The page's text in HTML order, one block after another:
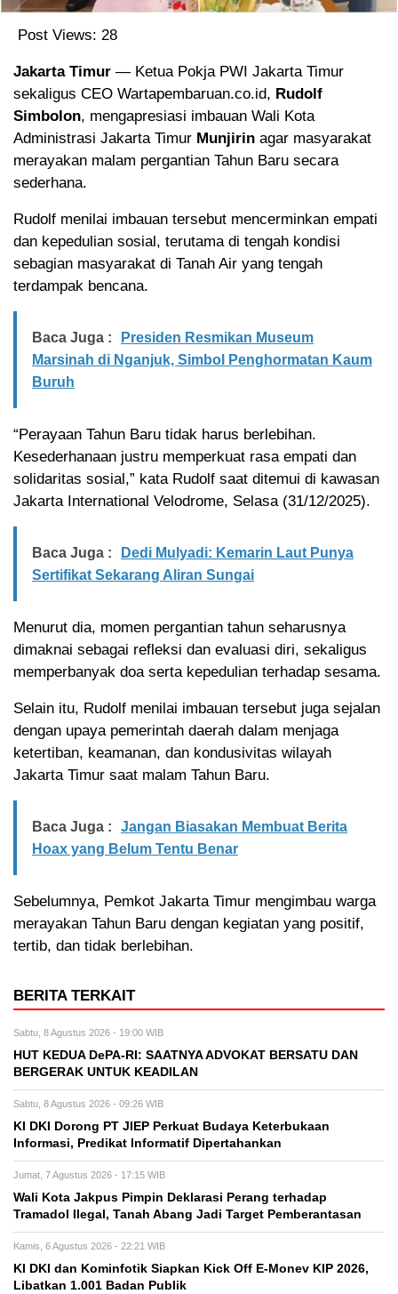
Post Views: 28
Jakarta Timur — Ketua Pokja PWI Jakarta Timur
sekaligus CEO Wartapembaruan.co.id, Rudolf
Simbolon, mengapresiasi imbauan Wali Kota
Administrasi Jakarta Timur Munjirin agar masyarakat
merayakan malam pergantian Tahun Baru secara
sederhana.
Rudolf menilai imbauan tersebut mencerminkan empati
dan kepedulian sosial, terutama di tengah kondisi
sebagian masyarakat di Tanah Air yang tengah
terdampak bencana.
Baca Juga :
Presiden Resmikan Museum
Marsinah di Nganjuk, Simbol Penghormatan Kaum
Buruh
“Perayaan Tahun Baru tidak harus berlebihan.
Kesederhanaan justru memperkuat rasa empati dan
solidaritas sosial,” kata Rudolf saat ditemui di kawasan
Jakarta International Velodrome, Selasa (31/12/2025).
Baca Juga :
Dedi Mulyadi: Kemarin Laut Punya
Sertifikat Sekarang Aliran Sungai
Menurut dia, momen pergantian tahun seharusnya
dimaknai sebagai refleksi dan evaluasi diri, sekaligus
memperbanyak doa serta kepedulian terhadap sesama.
Selain itu, Rudolf menilai imbauan tersebut juga sejalan
dengan upaya pemerintah daerah dalam menjaga
ketertiban, keamanan, dan kondusivitas wilayah
Jakarta Timur saat malam Tahun Baru.
Baca Juga :
Jangan Biasakan Membuat Berita
Hoax yang Belum Tentu Benar
Sebelumnya, Pemkot Jakarta Timur mengimbau warga
merayakan Tahun Baru dengan kegiatan yang positif,
tertib, dan tidak berlebihan.
BERITA TERKAIT
Sabtu, 8 Agustus 2026 - 19:00 WIB
HUT KEDUA DePA-RI: SAATNYA ADVOKAT BERSATU DAN
BERGERAK UNTUK KEADILAN
Sabtu, 8 Agustus 2026 - 09:26 WIB
KI DKI Dorong PT JIEP Perkuat Budaya Keterbukaan
Informasi, Predikat Informatif Dipertahankan
Jumat, 7 Agustus 2026 - 17:15 WIB
Wali Kota Jakpus Pimpin Deklarasi Perang terhadap
Tramadol Ilegal, Tanah Abang Jadi Target Pemberantasan
Kamis, 6 Agustus 2026 - 22:21 WIB
KI DKI dan Kominfotik Siapkan Kick Off E-Monev KIP 2026,
Libatkan 1.001 Badan Publik